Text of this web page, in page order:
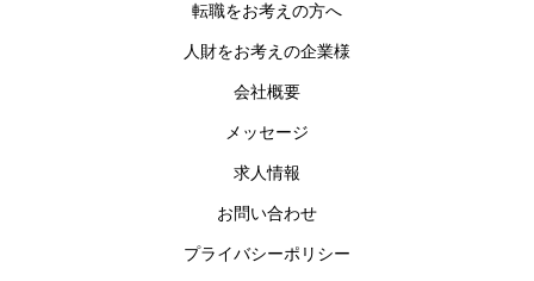
転職をお考えの方へ
人財をお考えの企業様
会社概要
メッセージ
求人情報
お問い合わせ
プライバシーポリシー